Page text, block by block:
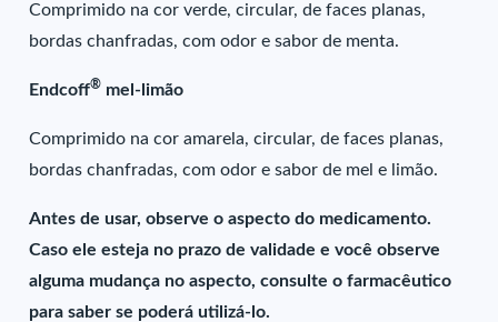
Comprimido na cor verde, circular, de faces planas,
bordas chanfradas, com odor e sabor de menta.
Endcoff® mel-limão
Comprimido na cor amarela, circular, de faces planas,
bordas chanfradas, com odor e sabor de mel e limão.
Antes de usar, observe o aspecto do medicamento.
Caso ele esteja no prazo de validade e você observe
alguma mudança no aspecto, consulte o farmacêutico
para saber se poderá utilizá-lo.